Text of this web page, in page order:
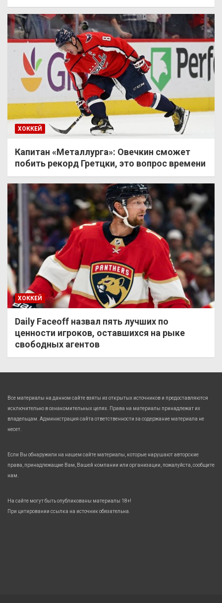
ХОККЕЙ
Капитан «Металлурга»: Овечкин сможет
побить рекорд Гретцки, это вопрос времени
ХОККЕЙ
Daily Faceoff назвал пять лучших по
ценности игроков, оставшихся на рыке
свободных агентов
Все материалы на данном сайте взяты из открытых источников и предоставляются
исключительно в ознакомительных целях. Права на материалы принадлежат их
владельцам. Администрация сайта ответственности за содержание материала не
несет.
Если Вы обнаружили на нашем сайте материалы, которые нарушают авторские
права, принадлежащие Вам, Вашей компании или организации, пожалуйста, сообщите
нам.
На сайте могут быть опубликованы материалы 18+!
При цитировании ссылка на источник обязательна.